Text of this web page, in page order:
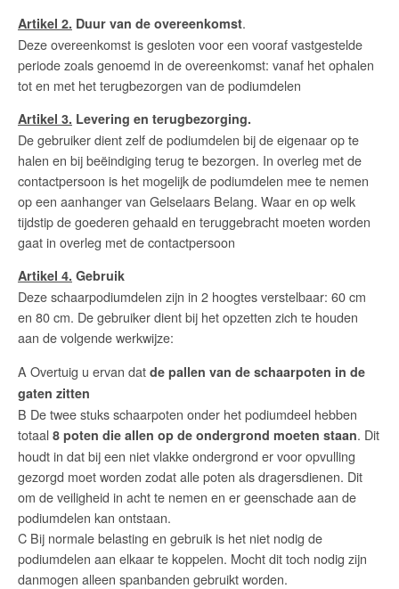
Artikel 2. Duur van de overeenkomst.
Deze overeenkomst is gesloten voor een vooraf vastgestelde
periode zoals genoemd in de overeenkomst: vanaf het ophalen
tot en met het terugbezorgen van de podiumdelen
Artikel 3. Levering en terugbezorging.
De gebruiker dient zelf de podiumdelen bij de eigenaar op te
halen en bij beëindiging terug te bezorgen. In overleg met de
contactpersoon is het mogelijk de podiumdelen mee te nemen
op een aanhanger van Gelselaars Belang. Waar en op welk
tijdstip de goederen gehaald en teruggebracht moeten worden
gaat in overleg met de contactpersoon
Artikel 4. Gebruik
Deze schaarpodiumdelen zijn in 2 hoogtes verstelbaar: 60 cm
en 80 cm. De gebruiker dient bij het opzetten zich te houden
aan de volgende werkwijze:
A Overtuig u ervan dat de pallen van de schaarpoten in de
gaten zitten
B De twee stuks schaarpoten onder het podiumdeel hebben
totaal 8 poten die allen op de ondergrond moeten staan. Dit
houdt in dat bij een niet vlakke ondergrond er voor opvulling
gezorgd moet worden zodat alle poten als dragersdienen. Dit
om de veiligheid in acht te nemen en er geenschade aan de
podiumdelen kan ontstaan.
C Bij normale belasting en gebruik is het niet nodig de
podiumdelen aan elkaar te koppelen. Mocht dit toch nodig zijn
danmogen alleen spanbanden gebruikt worden.